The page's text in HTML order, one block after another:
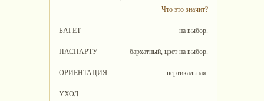
Что это значит?
БАГЕТ на выбор.
ПАСПАРТУ бархатный, цвет на выбор.
ОРИЕНТАЦИЯ вертикальная.
УХОД